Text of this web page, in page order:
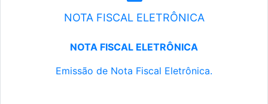
NOTA FISCAL ELETRÔNICA
NOTA FISCAL ELETRÔNICA
Emissão de Nota Fiscal Eletrônica.